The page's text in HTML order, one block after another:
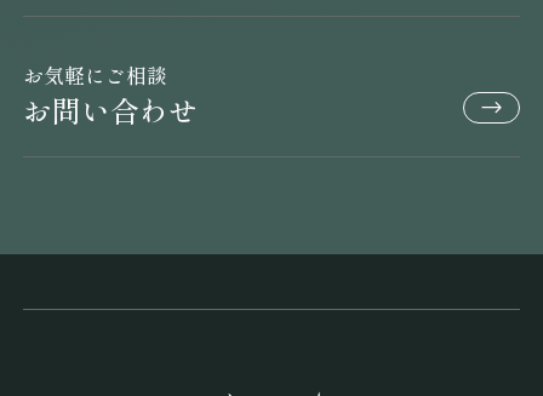
お気軽にご相談
お問い合わせ